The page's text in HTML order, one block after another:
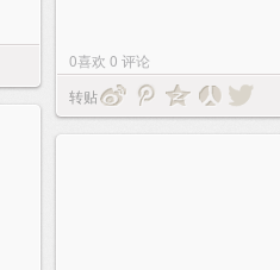
0喜欢 0 评论
转贴